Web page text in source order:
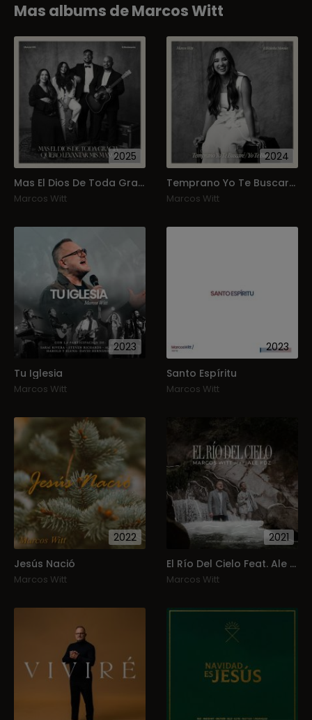
Mas albums de Marcos Witt
2025
Mas El Dios De Toda Gracia _ Quiero Levantar Mis Manos
Marcos Witt
2024
Temprano Yo Te Buscaré / Yo Te Busco
Marcos Witt
2023
Tu Iglesia
Marcos Witt
2023
Santo Espíritu
Marcos Witt
2022
Jesús Nació
Marcos Witt
2021
El Río Del Cielo Feat. Ale Fdz
Marcos Witt